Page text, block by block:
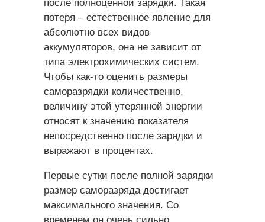
после полноценной зарядки. Такая
потеря – естественное явление для
абсолютно всех видов
аккумуляторов, она не зависит от
типа электрохимических систем.
Чтобы как-то оценить размеры
саморазрядки количественно,
величину этой утерянной энергии
относят к значению показателя
непосредственно после зарядки и
выражают в процентах.
Первые сутки после полной зарядки
размер саморазряда достигает
максимального значения. Со